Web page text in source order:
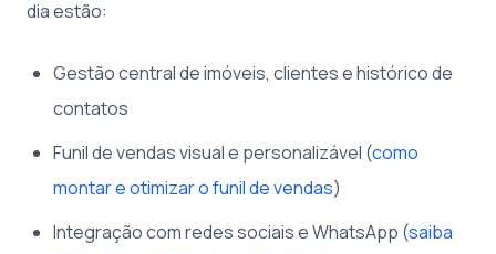
dia estão:
Gestão central de imóveis, clientes e histórico de
contatos
Funil de vendas visual e personalizável (como
montar e otimizar o funil de vendas)
Integração com redes sociais e WhatsApp (saiba